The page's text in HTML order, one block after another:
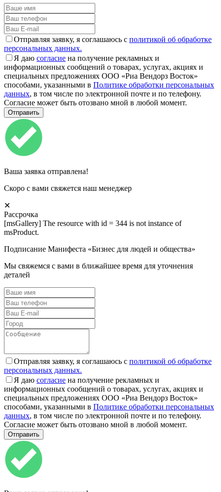
Отправляя заявку, я соглашаюсь с политикой об обработке
персональных данных.
Я даю согласие на получение рекламных и
информационных сообщений о товарах, услугах, акциях и
специальных предложениях ООО «Риа Вендорз Восток»
способами, указанными в Политике обработки персональных
данных, в том числе по электронной почте и по телефону.
Согласие может быть отозвано мной в любой момент.
Ваша заявка отправлена!
Скоро с вами свяжется наш менеджер
✕
Рассрочка
[msGallery] The resource with id = 344 is not instance of
msProduct.
Подписание Манифеста «Бизнес для людей и общества»
Мы свяжемся с вами в ближайшее время для уточнения
деталей
Отправляя заявку, я соглашаюсь с политикой об обработке
персональных данных.
Я даю согласие на получение рекламных и
информационных сообщений о товарах, услугах, акциях и
специальных предложениях ООО «Риа Вендорз Восток»
способами, указанными в Политике обработки персональных
данных, в том числе по электронной почте и по телефону.
Согласие может быть отозвано мной в любой момент.